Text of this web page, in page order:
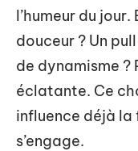
l’humeur du
douceur ? Un
de dynamisme ?
éclatante. Ce
influence déjà la
s’engage.